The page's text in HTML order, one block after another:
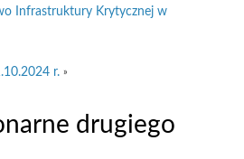
Infrastruktury Krytycznej w
r. »
drugiego